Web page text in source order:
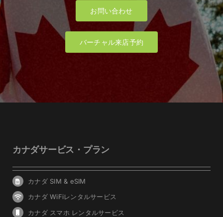
お問い合わせ
バーチャル来店予約
カナダサービス・プラン
カナダ SIM & eSIM
カナダ WiFiレンタルサービス
カナダ スマホ レンタルサービス